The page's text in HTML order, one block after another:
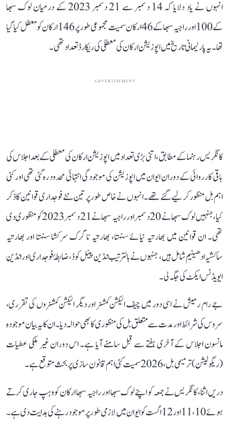
انہوں نے یاد دلایا کہ 14 دسمبر سے 21 دسمبر 2023 کے درمیان لوک سبھا
کے 100 اور راجیہ سبھا کے 46 ارکان سمیت مجموعی طور پر 146 ارکان کو معطل کیا گیا
تھا۔ یہ پارلیمانی تاریخ میں اپوزیشن ارکان کی معطلی کی ریکارڈ تعداد تھی۔
ADVERTISEMENT
کانگریس رہنما کے مطابق، اتنی بڑی تعداد میں اپوزیشن ارکان کی معطلی کے بعد اجلاس کی
باقی کارروائی کے دوران ایوان میں اپوزیشن کی موجودگی انتہائی محدود رہ گئی تھی اور کئی
اہم بل منظور کر لیے گئے تھے۔ انہوں نے خاص طور پر تین نئے فوجداری قوانین کا ذکر
کیا، جنہیں لوک سبھا نے 20 دسمبر اور راجیہ سبھا نے 21 دسمبر 2023 کو منظوری دی
تھی۔ ان قوانین میں بھارتیہ نیائے سنہتا، بھارتیہ ناگرک سرکشا سنہتا اور بھارتیہ
ساکشیہ ادھینیم شامل ہیں، جنہوں نے بالترتیب انڈین پینل کوڈ، ضابطۂ فوجداری اور انڈین
ایویڈنس ایکٹ کی جگہ لی۔
جے رام رمیش نے اسی دور میں چیف الیکشن کمشنر اور دیگر الیکشن کمشنروں کی تقرری،
سروس کی شرائط اور مدت سے متعلق بل کی منظوری کا بھی حوالہ دیا۔ ان کا یہ بیان موجودہ
مانسون اجلاس کے آخری ہفتے سے قبل سامنے آیا ہے۔ اس دوران غیر ملکی عطیات
(ریگولیشن) ترمیمی بل، 2026 سمیت کئی اہم قانون سازی پر بحث متوقع ہے۔
دریں اثنا، کانگریس نے جمعہ کو اپنے لوک سبھا اور راجیہ سبھا ارکان کو وہپ جاری کرتے
ہوئے 10، 11 اور 12 اگست کو ایوان میں لازمی طور پر موجود رہنے کی ہدایت دی ہے۔